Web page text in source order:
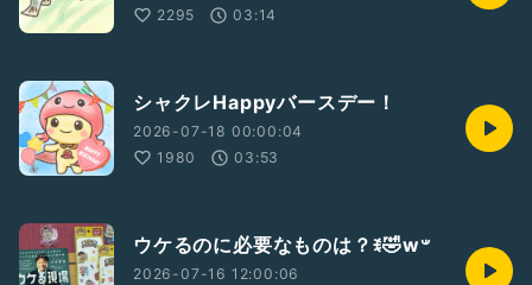
2295
03:14
シャクレHappyバースデー！
2026-07-18 00:00:04
1980
03:53
ウケるのに必要なものは？ꉂ🤣w‪𐤔
2026-07-16 12:00:06